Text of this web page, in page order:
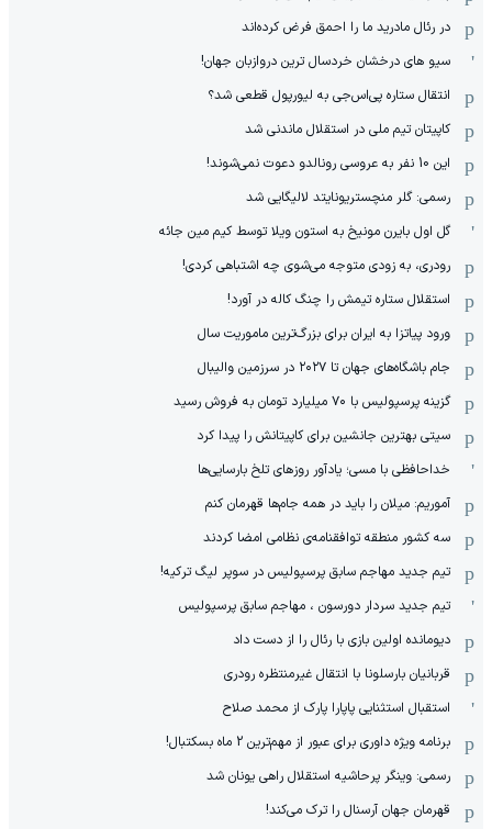
در رئال مادرید ما را احمق فرض کرده‌اند
سیو های درخشان خردسال ترین دروازبان جهان!
انتقال ستاره پی‌اس‌جی به لیورپول قطعی شد؟
کاپیتان تیم ملی در استقلال ماندنی شد
این 10 نفر به عروسی رونالدو دعوت نمی‌شوند!
رسمی: گلر منچستریونایتد لالیگایی شد
گل اول بایرن مونیخ به استون ویلا توسط کیم مین جائه
رودری، به زودی متوجه می‌شوی چه اشتباهی کردی!
استقلال ستاره تیمش را چنگ کاله در آورد!
ورود پیاتزا به ایران برای بزرگ‌ترین ماموریت سال
جام باشگاه‌های جهان تا ۲۰۲۷ در سرزمین والیبال
گزینه پرسپولیس با ۷۰ میلیارد تومان به فروش رسید
سیتی بهترین جانشین برای کاپیتانش را پیدا کرد
خداحافظی با مسی؛ یادآور روزهای تلخ بارسایی‌ها
آموریم: میلان را باید در همه جام‌ها قهرمان کنم
سه کشور منطقه توافقنامه‌ی نظامی امضا کردند
تیم جدید مهاجم سابق پرسپولیس در سوپر لیگ ترکیه!
تیم جدید سردار دورسون ، مهاجم سابق پرسپولیس
دیومانده اولین بازی با رئال را از دست داد
قربانیان بارسلونا با انتقال غیرمنتظره رودری
استقبال استثنایی پاپارا پارک از محمد صلاح
برنامه ویژه داوری برای عبور از مهم‌ترین 2 ماه بسکتبال!
رسمی: وینگر پرحاشیه استقلال راهی یونان شد
قهرمان جهان آرسنال را ترک می‌کند!